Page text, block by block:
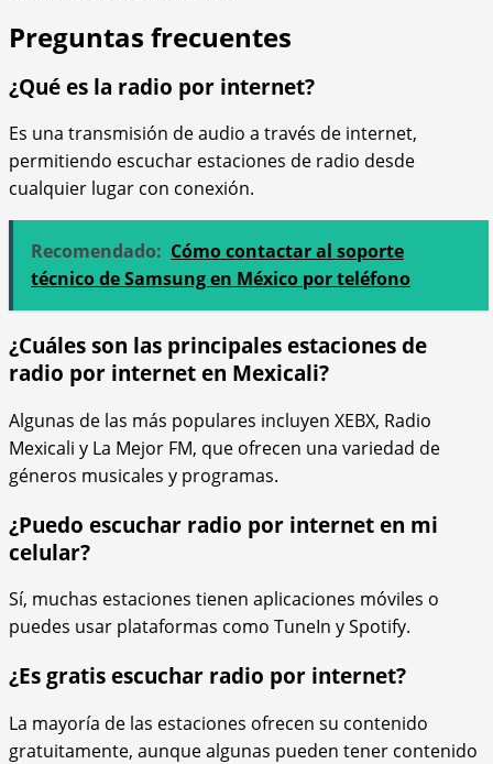
Preguntas frecuentes
¿Qué es la radio por internet?
Es una transmisión de audio a través de internet,
permitiendo escuchar estaciones de radio desde
cualquier lugar con conexión.
Recomendado: Cómo contactar al soporte
técnico de Samsung en México por teléfono
¿Cuáles son las principales estaciones de
radio por internet en Mexicali?
Algunas de las más populares incluyen XEBX, Radio
Mexicali y La Mejor FM, que ofrecen una variedad de
géneros musicales y programas.
¿Puedo escuchar radio por internet en mi
celular?
Sí, muchas estaciones tienen aplicaciones móviles o
puedes usar plataformas como TuneIn y Spotify.
¿Es gratis escuchar radio por internet?
La mayoría de las estaciones ofrecen su contenido
gratuitamente, aunque algunas pueden tener contenido